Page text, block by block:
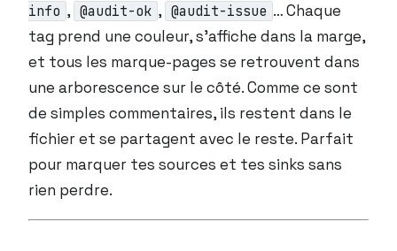
info , @audit-ok , @audit-issue … Chaque
tag prend une couleur, s’affiche dans la marge,
et tous les marque-pages se retrouvent dans
une arborescence sur le côté. Comme ce sont
de simples commentaires, ils restent dans le
fichier et se partagent avec le reste. Parfait
pour marquer tes sources et tes sinks sans
rien perdre.